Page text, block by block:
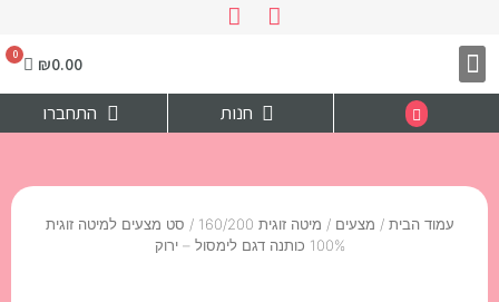
₪0.00
חנות התחברו
עמוד הבית / מצעים / מיטה זוגית 160/200
/ סט מצעים למיטה זוגית
100% כותנה דגם לימסול – ירוק